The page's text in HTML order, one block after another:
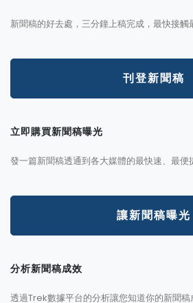
新聞稿的好去處，三分鐘上稿完成，最快接觸
刊登新聞稿
立即購買新聞稿曝光
發一篇新聞稿透通到各大媒體的最快速、最便
讓新聞稿曝光
分析新聞稿成效
透過Trek數據平台的分析讓您知道你的新聞稿